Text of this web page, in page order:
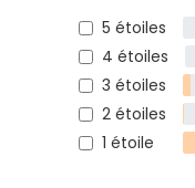
5 étoiles
4 étoiles
3 étoiles
2 étoiles
1 étoile